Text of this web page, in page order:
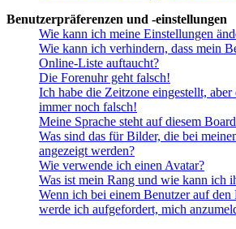
Benutzerpräferenzen und -einstellungen
Wie kann ich meine Einstellungen
Wie kann ich verhindern, dass mein
Online-Liste auftaucht?
Die Forenuhr geht falsch!
Ich habe die Zeitzone eingestellt,
immer noch falsch!
Meine Sprache steht auf diesem
Was sind das für Bilder, die bei
angezeigt werden?
Wie verwende ich einen Avatar?
Was ist mein Rang und wie kann ich
Wenn ich bei einem Benutzer auf
werde ich aufgefordert, mich